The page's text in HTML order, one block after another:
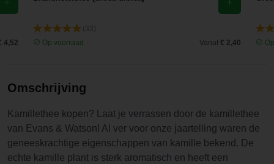
4,52
Op voorraad
Vanaf € 2,40
Omschrijving
Kamillethee kopen? Laat je verrassen door de kamillethee
van Evans & Watson! Al ver voor onze jaartelling waren de
geneeskrachtige eigenschappen van kamille bekend. De
echte kamille plant is sterk aromatisch en heeft een